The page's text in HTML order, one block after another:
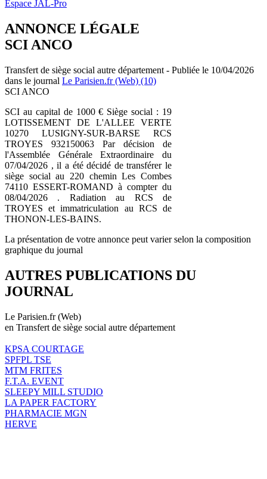
Espace JAL-Pro
ANNONCE LÉGALE
SCI ANCO
Transfert de siège social autre département - Publiée le 10/04/2026
dans le journal Le Parisien.fr (Web) (10)
SCI ANCO
SCI au capital de 1000 € Siège social : 19
LOTISSEMENT DE L'ALLEE VERTE
10270 LUSIGNY-SUR-BARSE RCS
TROYES 932150063 Par décision de
l'Assemblée Générale Extraordinaire du
07/04/2026 , il a été décidé de transférer le
siège social au 220 chemin Les Combes
74110 ESSERT-ROMAND à compter du
08/04/2026 . Radiation au RCS de
TROYES et immatriculation au RCS de
THONON-LES-BAINS.
La présentation de votre annonce peut varier selon la composition
graphique du journal
AUTRES PUBLICATIONS DU
JOURNAL
Le Parisien.fr (Web)
en Transfert de siège social autre département
KPSA COURTAGE
SPFPL TSE
MTM FRITES
F.T.A. EVENT
SLEEPY MILL STUDIO
LA PAPER FACTORY
PHARMACIE MGN
HERVE